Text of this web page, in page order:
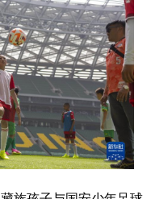
健康 军事
图片 政务
金融 汽车
信息化 数字经济
银龄 溯源中国